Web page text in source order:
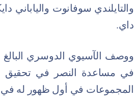
والتايلندي سوفانوت والياباني
داي.
المجموعات في أول ظهور له في